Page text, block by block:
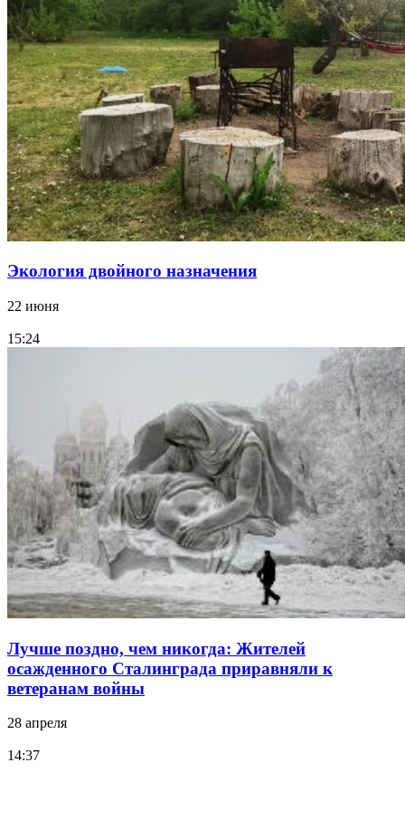
Экология двойного назначения
22 июня
15:24
Лучше поздно, чем никогда: Жителей
осажденного Сталинграда приравняли к
ветеранам войны
28 апреля
14:37